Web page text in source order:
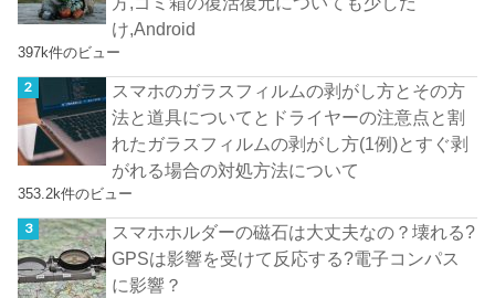
け,Android
397k件のビュー
スマホのガラスフィルムの剥がし方とその方
法と道具についてとドライヤーの注意点と割
れたガラスフィルムの剥がし方(1例)とすぐ剥
がれる場合の対処方法について
353.2k件のビュー
スマホホルダーの磁石は大丈夫なの？壊れる?
GPSは影響を受けて反応する?電子コンパス
に影響？